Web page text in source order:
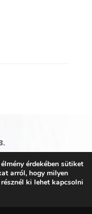
Impresszum|
érdekében sütiket
arról, hogy milyen
résznél ki lehet kapcsolni